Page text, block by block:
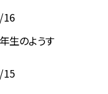
16
生のようす
15